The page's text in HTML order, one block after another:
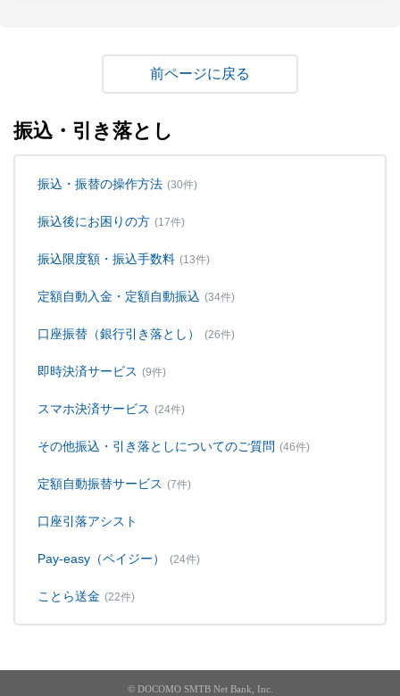
戻る
振込・引き落とし
振込・振替の操作方法 (30件)
振込後にお困りの方 (17件)
振込限度額・振込手数料 (13件)
定額自動入金・定額自動振込 (34件)
口座振替（銀行引き落とし） (26件)
即時決済サービス (9件)
スマホ決済サービス (24件)
その他振込・引き落としについてのご質問 (46件)
定額自動振替サービス (7件)
口座引落アシスト
Pay-easy（ペイジー） (24件)
ことら送金 (22件)
© DOCOMO SMTB Net Bank, Inc.